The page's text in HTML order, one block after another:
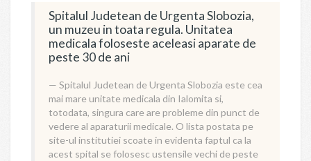
Spitalul Judetean de Urgenta Slobozia,
un muzeu in toata regula. Unitatea
medicala foloseste aceleasi aparate de
peste 30 de ani
Spitalul Judetean de Urgenta Slobozia este cea
mai mare unitate medicala din Ialomita si,
totodata, singura care are probleme din punct de
vedere al aparaturii medicale. O lista postata pe
site-ul institutiei scoate in evidenta faptul ca la
acest spital se folosesc ustensile vechi de peste